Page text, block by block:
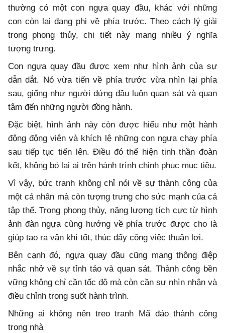
thường có một con ngựa quay đầu, khác với những
con còn lại đang phi về phía trước. Theo cách lý giải
trong phong thủy, chi tiết này mang nhiều ý nghĩa
tượng trưng.
Con ngựa quay đầu được xem như hình ảnh của sự
dẫn dắt. Nó vừa tiến về phía trước vừa nhìn lại phía
sau, giống như người đứng đầu luôn quan sát và quan
tâm đến những người đồng hành.
Đặc biệt, hình ảnh này còn được hiểu như một hành
động động viên và khích lệ những con ngựa chạy phía
sau tiếp tục tiến lên. Điều đó thể hiện tinh thần đoàn
kết, không bỏ lại ai trên hành trình chinh phục mục tiêu.
Vì vậy, bức tranh không chỉ nói về sự thành công của
một cá nhân mà còn tượng trưng cho sức mạnh của cả
tập thể. Trong phong thủy, năng lượng tích cực từ hình
ảnh đàn ngựa cùng hướng về phía trước được cho là
giúp tạo ra vận khí tốt, thúc đẩy công việc thuận lợi.
Bên cạnh đó, ngựa quay đầu cũng mang thông điệp
nhắc nhở về sự tỉnh táo và quan sát. Thành công bền
vững không chỉ cần tốc độ mà còn cần sự nhìn nhận và
điều chỉnh trong suốt hành trình.
Những ai không nên treo tranh Mã đáo thành công
trong nhà